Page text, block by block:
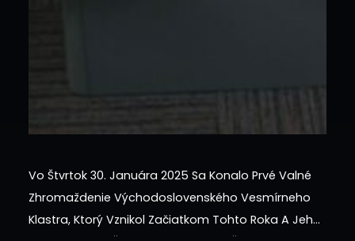
Vo Štvrtok 30. Januára 2025 Sa Konalo Prvé Valné
Zhromaždenie Východoslovenského Vesmírneho
Klastra, Ktorý Vznikol Začiatkom Tohto Roka A Jeho